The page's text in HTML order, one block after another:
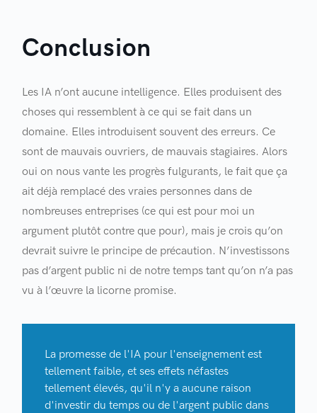
Conclusion
Les IA n’ont aucune intelligence. Elles produisent des
choses qui ressemblent à ce qui se fait dans un
domaine. Elles introduisent souvent des erreurs. Ce
sont de mauvais ouvriers, de mauvais stagiaires. Alors
oui on nous vante les progrès fulgurants, le fait que ça
ait déjà remplacé des vraies personnes dans de
nombreuses entreprises (ce qui est pour moi un
argument plutôt contre que pour), mais je crois qu’on
devrait suivre le principe de précaution. N’investissons
pas d’argent public ni de notre temps tant qu’on n’a pas
vu à l’œuvre la licorne promise.
La promesse de l'IA pour l'enseignement est
tellement faible, et ses effets néfastes
tellement élevés, qu'il n'y a aucune raison
d'investir du temps ou de l'argent public dans